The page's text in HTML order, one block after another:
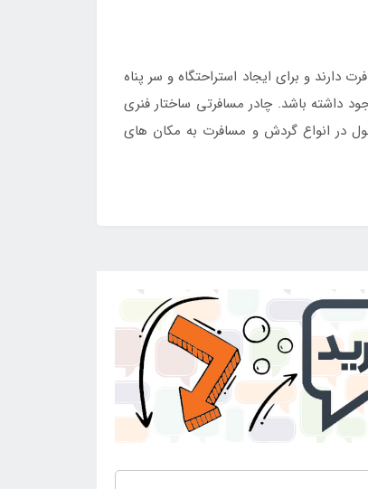
و برای ایجاد استراحتگاه و سر پناه
داشته باشد. چادر مسافرتی ساختار فنری
در انواع گردش و مسافرت به مکان های